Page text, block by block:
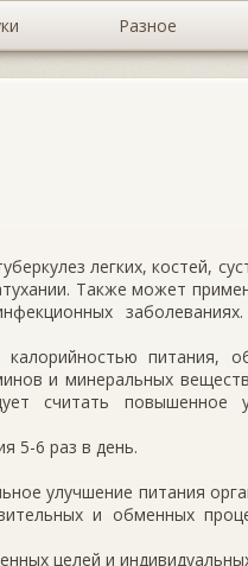
Разное
легких, костей,
Также может
заболеваниях.
питания,
и минеральных
считать повышенное
5-6 раз в день.
улучшение питания
и обменных
целей и